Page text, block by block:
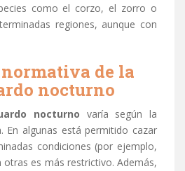
como el corzo, el zorro o
regiones, aunque con
de la
nocturno
nocturno varía según la
En algunas está permitido cazar
condiciones (por ejemplo,
otras es más restrictivo. Además,